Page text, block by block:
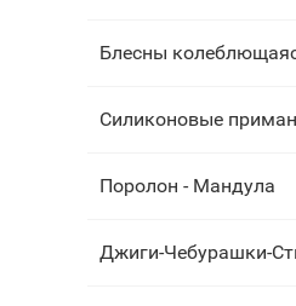
Блесны
Силиконовые
Поролон - Мандула
Джиги-Чебурашки-